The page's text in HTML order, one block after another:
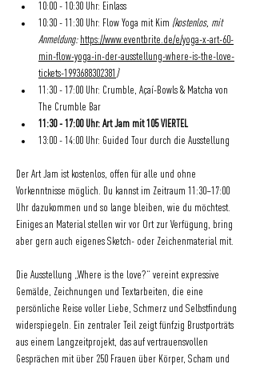
10:00 - 10:30 Uhr: Einlass
10:30 - 11:30 Uhr: Flow Yoga mit Kim (kostenlos, mit
Anmeldung: https://www.eventbrite.de/e/yoga-x-art-60-
min-flow-yoga-in-der-ausstellung-where-is-the-love-
tickets-1993688302381 )
11:30 - 17:00 Uhr: Crumble, Açaí-Bowls & Matcha von
The Crumble Bar
11:30 - 17:00 Uhr: Art Jam mit 105 VIERTEL
13:00 - 14:00 Uhr: Guided Tour durch die Ausstellung
Der Art Jam ist kostenlos, offen für alle und ohne
Vorkenntnisse möglich. Du kannst im Zeitraum 11:30–17:00
Uhr dazukommen und so lange bleiben, wie du möchtest.
Einiges an Material stellen wir vor Ort zur Verfügung, bring
aber gern auch eigenes Sketch- oder Zeichenmaterial mit.
Die Ausstellung „Where is the love?“ vereint expressive
Gemälde, Zeichnungen und Textarbeiten, die eine
persönliche Reise voller Liebe, Schmerz und Selbstfindung
widerspiegeln. Ein zentraler Teil zeigt fünfzig Brustporträts
aus einem Langzeitprojekt, das auf vertrauensvollen
Gesprächen mit über 250 Frauen über Körper, Scham und